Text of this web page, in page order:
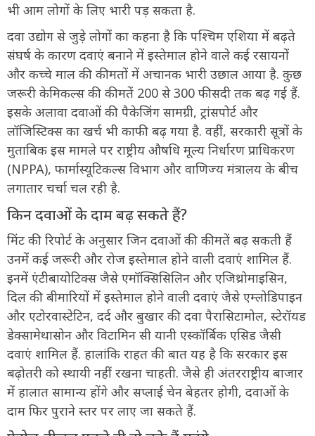
भी आम लोगों के लिए भारी पड़ सकता है.
दवा उद्योग से जुड़े लोगों का कहना है कि पश्चिम एशिया में बढ़ते
संघर्ष के कारण दवाएं बनाने में इस्तेमाल होने वाले कई रसायनों
और कच्चे माल की कीमतों में अचानक भारी उछाल आया है. कुछ
जरूरी केमिकल्स की कीमतें 200 से 300 फीसदी तक बढ़ गई हैं.
इसके अलावा दवाओं की पैकेजिंग सामग्री, ट्रांसपोर्ट और
लॉजिस्टिक्स का खर्च भी काफी बढ़ गया है. वहीं, सरकारी सूत्रों के
मुताबिक इस मामले पर राष्ट्रीय औषधि मूल्य निर्धारण प्राधिकरण
(NPPA), फार्मास्यूटिकल्स विभाग और वाणिज्य मंत्रालय के बीच
लगातार चर्चा चल रही है.
किन दवाओं के दाम बढ़ सकते हैं?
मिंट की रिपोर्ट के अनुसार जिन दवाओं की कीमतें बढ़ सकती हैं
उनमें कई जरूरी और रोज इस्तेमाल होने वाली दवाएं शामिल हैं.
इनमें एंटीबायोटिक्स जैसे एमॉक्सिसिलिन और एजिथ्रोमाइसिन,
दिल की बीमारियों में इस्तेमाल होने वाली दवाएं जैसे एम्लोडिपाइन
और एटोरवास्टेटिन, दर्द और बुखार की दवा पैरासिटामोल, स्टेरॉयड
डेक्सामेथासोन और विटामिन सी यानी एस्कॉर्बिक एसिड जैसी
दवाएं शामिल हैं. हालांकि राहत की बात यह है कि सरकार इस
बढ़ोतरी को स्थायी नहीं रखना चाहती. जैसे ही अंतरराष्ट्रीय बाजार
में हालात सामान्य होंगे और सप्लाई चेन बेहतर होगी, दवाओं के
दाम फिर पुराने स्तर पर लाए जा सकते हैं.